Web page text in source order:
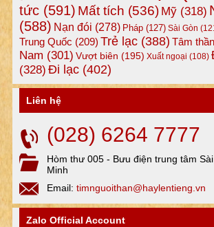
tức(591) Mất tích (536) Mỹ(318)
(588) Nạn đói (278) Pháp(127) Sài Gòn
Trung Quốc (209) Trẻ lạc(388) Tâm thần
Nam (301) Vượt biên (195) Xuất ngoại (108)
(328) Đi lạc(402)
Liên hệ
(028) 6264 7777
Hòm thư 005 - Bưu điện trung tâm
Minh
Email: timnguoithan@haylentieng.vn
Zalo Official Account